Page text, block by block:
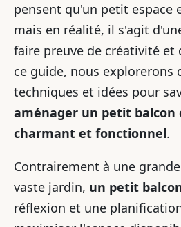
pensent qu'un petit espace
mais en réalité, il s'agit
faire preuve de créativité et
ce guide, nous explorerons
techniques et idées pour
aménager un petit balcon
charmant et fonctionnel.
Contrairement à une
vaste jardin, un petit
réflexion et une